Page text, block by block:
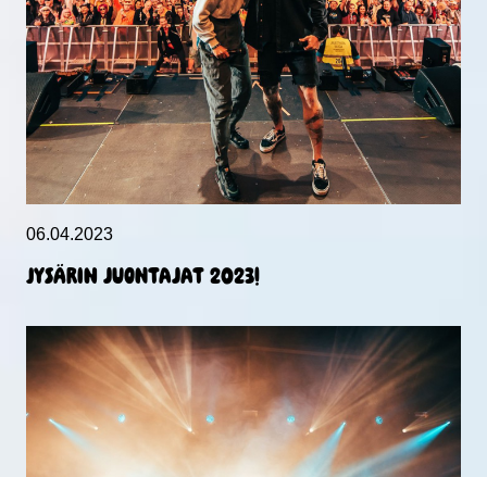
06.04.2023
Jysärin juontajat 2023!